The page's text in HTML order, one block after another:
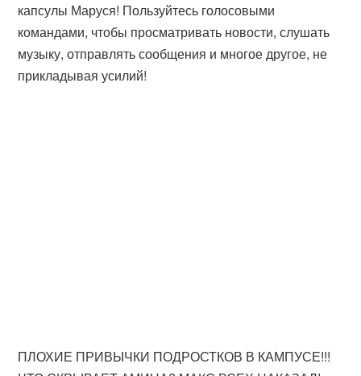
капсулы Маруся! Пользуйтесь голосовыми
командами, чтобы просматривать новости, слушать
музыку, отправлять сообщения и многое другое, не
прикладывая усилий!
ПЛОХИЕ ПРИВЫЧКИ ПОДРОСТКОВ В КАМПУСЕ!!!